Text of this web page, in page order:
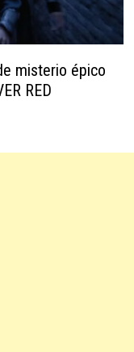
misterio épico
RED